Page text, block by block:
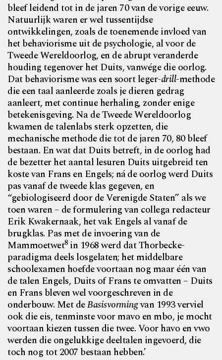
bleef leidend tot in de jaren 70 van de vorige eeuw.
Natuurlijk waren er wel tussentijdse
ontwikkelingen, zoals de toenemende invloed van
het behaviorisme uit de psychologie, al voor de
Tweede Wereldoorlog, en de abrupt veranderde
houding tegenover het Duits, vanwége die oorlog.
Dat behaviorisme was een soort leger-drill-methode
die een taal aanleerde zoals je dieren gedrag
aanleert, met continue herhaling, zonder enige
betekenisgeving. Na de Tweede Wereldoorlog
kwamen de talenlabs sterk opzetten, die
mechanische methode die tot de jaren 70, 80 bleef
bestaan. En wat dat Duits betreft, in de oorlog had
de bezetter het aantal lesuren Duits uitgebreid ten
koste van Frans en Engels; ná de oorlog werd Duits
pas vanaf de tweede klas gegeven, en
“gebiologiseerd door de Verenigde Staten” als we
toen waren – de formulering van collega redacteur
Erik Kwakernaak, het vak Engels al vanaf de
brugklas. Pas met de invoering van de
Mammoetwet8in 1968 werd dat Thorbecke-
paradigma deels losgelaten; het middelbare
schoolexamen hoefde voortaan nog maar één van
de talen Engels, Duits of Frans te omvatten – Duits
en Frans bleven wel voorgeschreven in de
onderbouw. Met deBasisvormingvan 1993 verviel
ook die eis, tenminste voor mavo en mbo, je mocht
voortaan kiezen tussen die twee. Voorhavo en vwo
werden die ongelukkige deeltalen ingevoerd, die
toch nog tot 2007 bestaan hebben.’